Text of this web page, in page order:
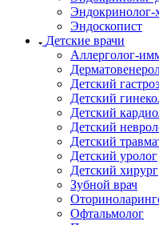
Эндокринолог-
Эндоскопист
Детские врачи
Аллерголог-
Детский
Детский
Детский
Детский
Детский
Детский уролог
Детский хирург
Зубной врач
Офтальмолог